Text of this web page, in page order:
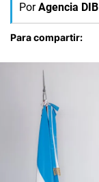
Por Agencia DIB
Para compartir: